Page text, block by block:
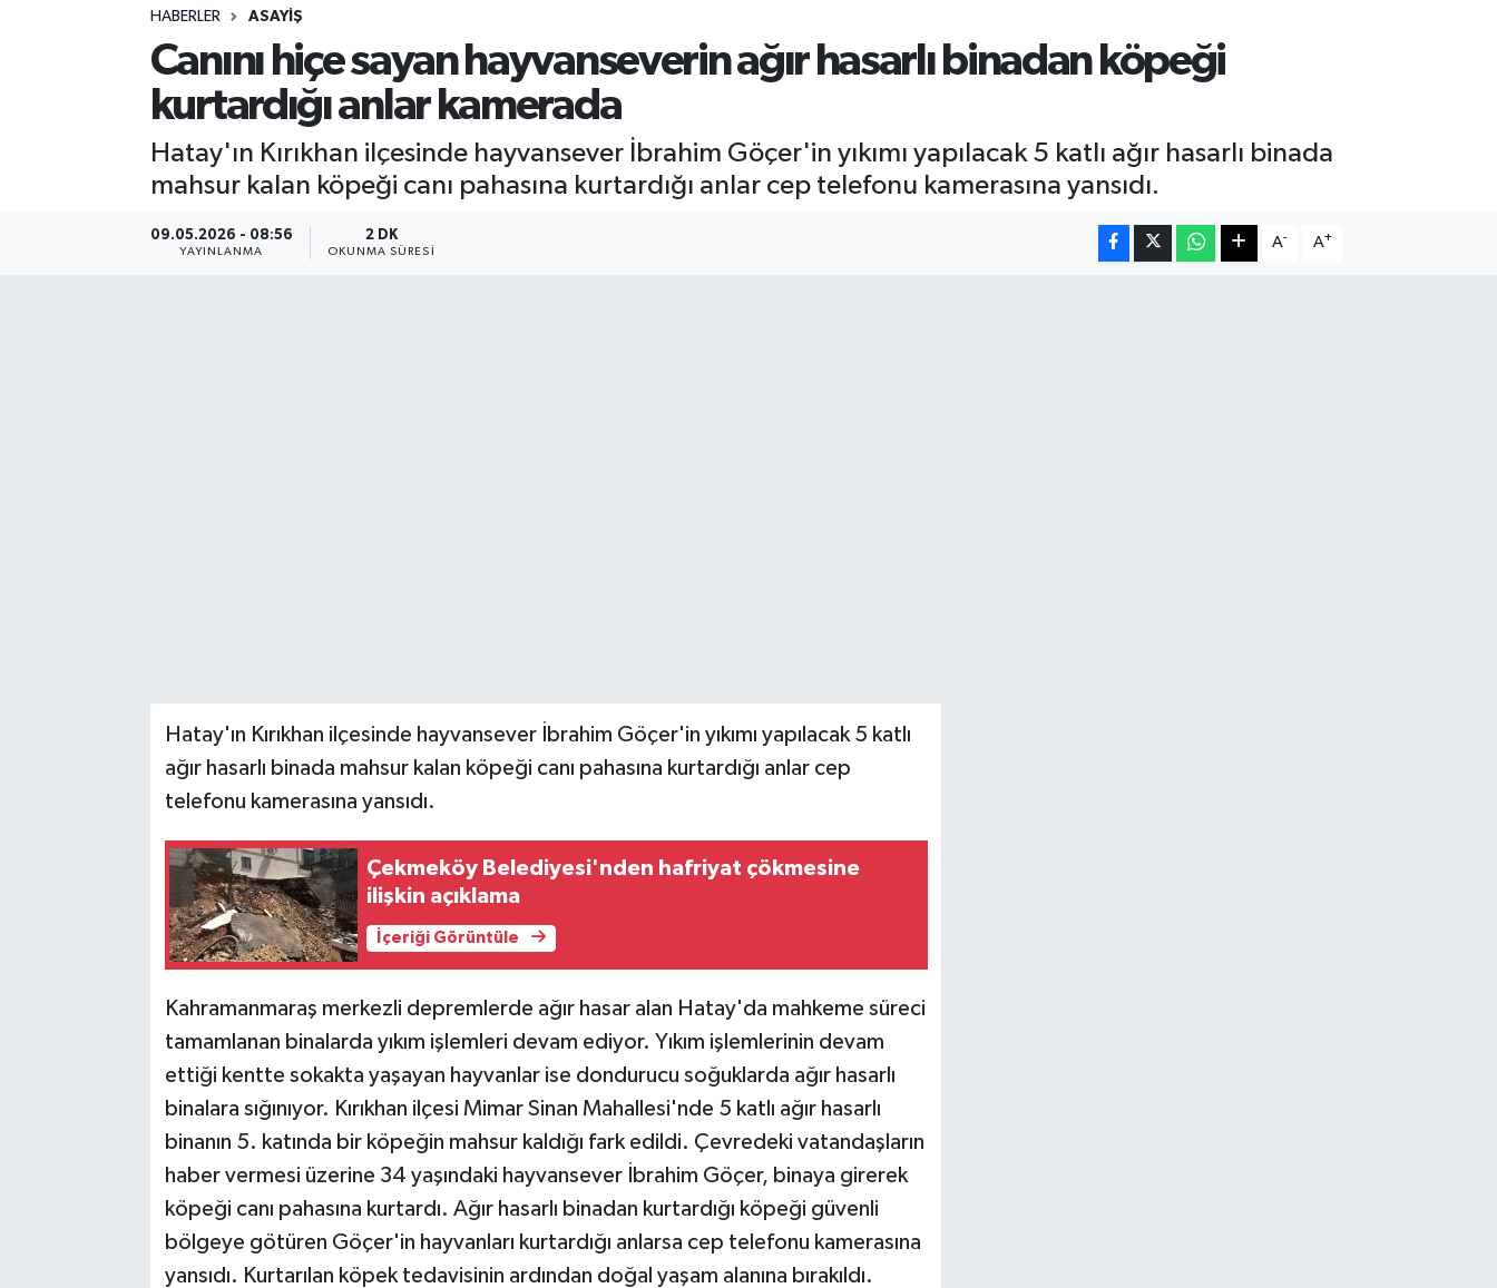
HABERLER ASAYIŞ
Canını hiçe sayan hayvanseverin ağır hasarlı binadan köpeği
kurtardığı anlar kamerada
Hatay'ın Kırıkhan ilçesinde hayvansever İbrahim Göçer'in yıkımı yapılacak 5 katlı ağır hasarlı binada
mahsur kalan köpeği canı pahasına kurtardığı anlar cep telefonu kamerasına yansıdı.
09.05.2026 - 08:56
YAYINLANMA
2 DK
OKUNMA SÜRESI
A- A+
Hatay'ın Kırıkhan ilçesinde hayvansever İbrahim Göçer'in yıkımı yapılacak 5 katlı
ağır hasarlı binada mahsur kalan köpeği canı pahasına kurtardığı anlar cep
telefonu kamerasına yansıdı.
Çekmeköy Belediyesi'nden hafriyat çökmesine
ilişkin açıklama
İçeriği Görüntüle
Kahramanmaraş merkezli depremlerde ağır hasar alan Hatay'da mahkeme süreci
tamamlanan binalarda yıkım işlemleri devam ediyor. Yıkım işlemlerinin devam
ettiği kentte sokakta yaşayan hayvanlar ise dondurucu soğuklarda ağır hasarlı
binalara sığınıyor. Kırıkhan ilçesi Mimar Sinan Mahallesi'nde 5 katlı ağır hasarlı
binanın 5. katında bir köpeğin mahsur kaldığı fark edildi. Çevredeki vatandaşların
haber vermesi üzerine 34 yaşındaki hayvansever İbrahim Göçer, binaya girerek
köpeği canı pahasına kurtardı. Ağır hasarlı binadan kurtardığı köpeği güvenli
bölgeye götüren Göçer'in hayvanları kurtardığı anlarsa cep telefonu kamerasına
yansıdı. Kurtarılan köpek tedavisinin ardından doğal yaşam alanına bırakıldı.